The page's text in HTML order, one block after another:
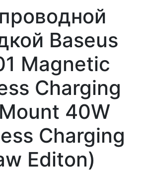
Baseus
Magnetic
Charging
40W
Charging
Editon)